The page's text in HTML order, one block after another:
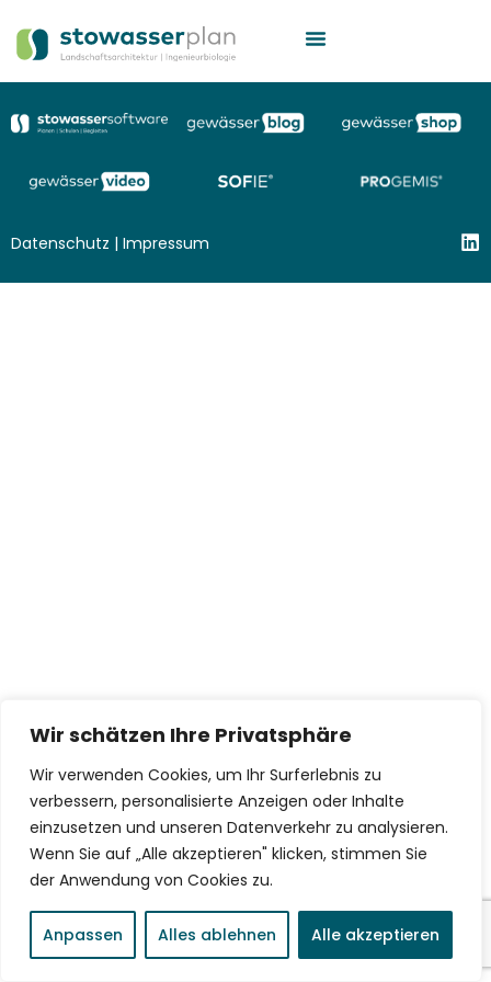
Wir schätzen Ihre Privatsphäre
Wir verwenden Cookies, um Ihr Surferlebnis zu
verbessern, personalisierte Anzeigen oder Inhalte
einzusetzen und unseren Datenverkehr zu analysieren.
Wenn Sie auf „Alle akzeptieren" klicken, stimmen Sie
der Anwendung von Cookies zu.
Anpassen Alles ablehnen Alle akzeptieren
Datenschutz | Impressum